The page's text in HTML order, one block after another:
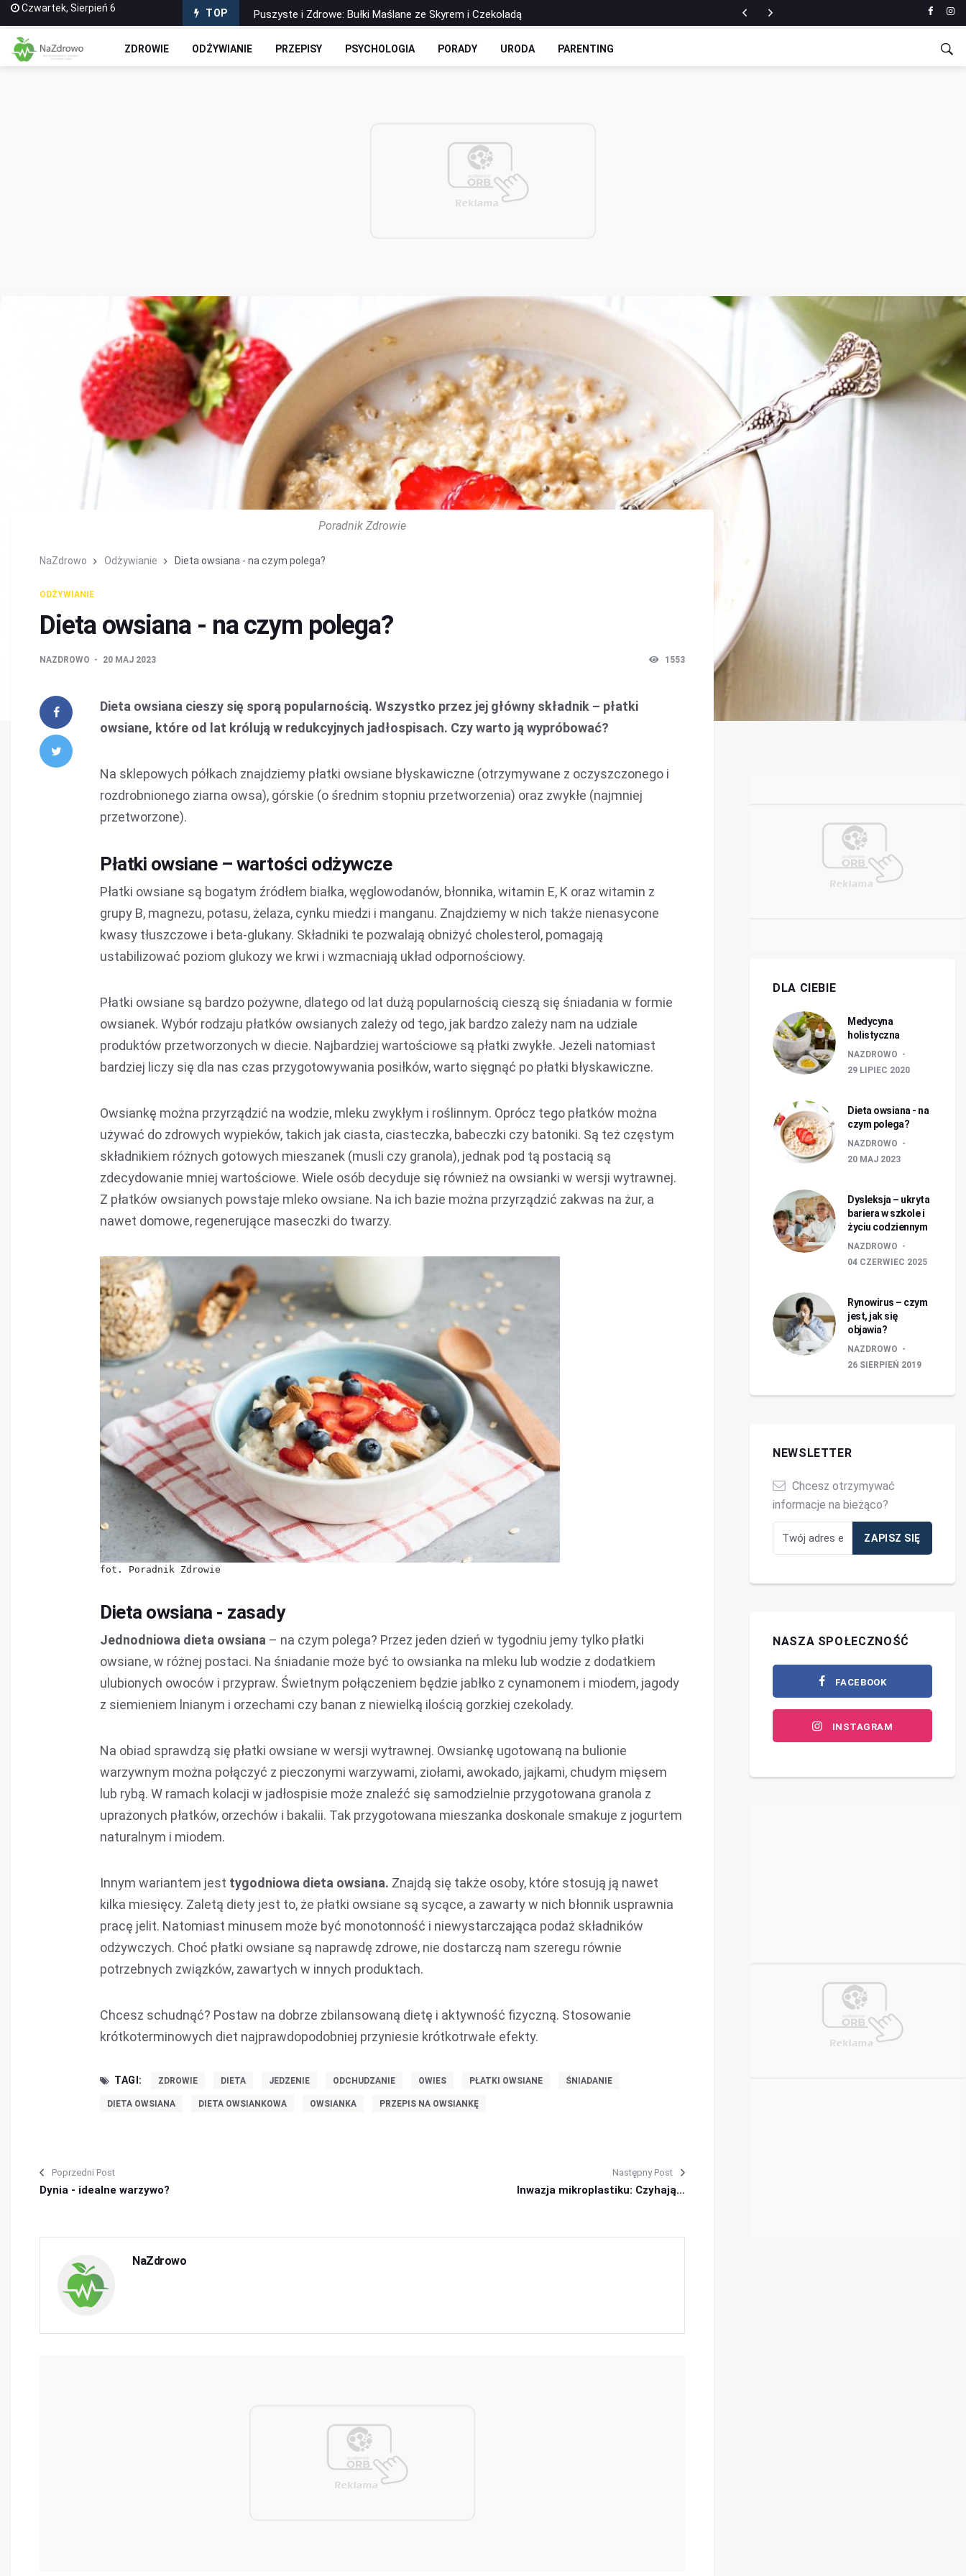
Czwartek, Sierpień 6 TOP
Puszyste i Zdrowe: Bułki Maślane ze Skyrem i Czekoladą
ZDROWIE ODŻYWIANIE PRZEPISY PSYCHOLOGIA PORADY URODA PARENTING
Poradnik Zdrowie
NaZdrowo Odżywianie Dieta owsiana - na czym polega?
ODŻYWIANIE
Dieta owsiana - na czym polega?
NAZDROWO 20 MAJ 2023 1553
Dieta owsiana cieszy się sporą popularnością. Wszystko przez jej główny składnik – płatki
owsiane, które od lat królują w redukcyjnych jadłospisach. Czy warto ją wypróbować?
Na sklepowych półkach znajdziemy płatki owsiane błyskawiczne (otrzymywane z oczyszczonego i
rozdrobnionego ziarna owsa), górskie (o średnim stopniu przetworzenia) oraz zwykłe (najmniej
przetworzone).
Płatki owsiane – wartości odżywcze
Płatki owsiane są bogatym źródłem białka, węglowodanów, błonnika, witamin E, K oraz witamin z
grupy B, magnezu, potasu, żelaza, cynku miedzi i manganu. Znajdziemy w nich także nienasycone
kwasy tłuszczowe i beta-glukany. Składniki te pozwalają obniżyć cholesterol, pomagają
ustabilizować poziom glukozy we krwi i wzmacniają układ odpornościowy.
Płatki owsiane są bardzo pożywne, dlatego od lat dużą popularnością cieszą się śniadania w formie
owsianek. Wybór rodzaju płatków owsianych zależy od tego, jak bardzo zależy nam na udziale
produktów przetworzonych w diecie. Najbardziej wartościowe są płatki zwykłe. Jeżeli natomiast
bardziej liczy się dla nas czas przygotowywania posiłków, warto sięgnąć po płatki błyskawiczne.
Owsiankę można przyrządzić na wodzie, mleku zwykłym i roślinnym. Oprócz tego płatków można
używać do zdrowych wypieków, takich jak ciasta, ciasteczka, babeczki czy batoniki. Są też częstym
składnikiem różnych gotowych mieszanek (musli czy granola), jednak pod tą postacią są
zdecydowanie mniej wartościowe. Wiele osób decyduje się również na owsianki w wersji wytrawnej.
Z płatków owsianych powstaje mleko owsiane. Na ich bazie można przyrządzić zakwas na żur, a
nawet domowe, regenerujące maseczki do twarzy.
fot. Poradnik Zdrowie
Dieta owsiana - zasady
Jednodniowa dieta owsiana – na czym polega? Przez jeden dzień w tygodniu jemy tylko płatki
owsiane, w różnej postaci. Na śniadanie może być to owsianka na mleku lub wodzie z dodatkiem
ulubionych owoców i przypraw. Świetnym połączeniem będzie jabłko z cynamonem i miodem, jagody
z siemieniem lnianym i orzechami czy banan z niewielką ilością gorzkiej czekolady.
Na obiad sprawdzą się płatki owsiane w wersji wytrawnej. Owsiankę ugotowaną na bulionie
warzywnym można połączyć z pieczonymi warzywami, ziołami, awokado, jajkami, chudym mięsem
lub rybą. W ramach kolacji w jadłospisie może znaleźć się samodzielnie przygotowana granola z
uprażonych płatków, orzechów i bakalii. Tak przygotowana mieszanka doskonale smakuje z jogurtem
naturalnym i miodem.
Innym wariantem jest tygodniowa dieta owsiana. Znajdą się także osoby, które stosują ją nawet
kilka miesięcy. Zaletą diety jest to, że płatki owsiane są sycące, a zawarty w nich błonnik usprawnia
pracę jelit. Natomiast minusem może być monotonność i niewystarczająca podaż składników
odżywczych. Choć płatki owsiane są naprawdę zdrowe, nie dostarczą nam szeregu równie
potrzebnych związków, zawartych w innych produktach.
Chcesz schudnąć? Postaw na dobrze zbilansowaną dietę i aktywność fizyczną. Stosowanie
krótkoterminowych diet najprawdopodobniej przyniesie krótkotrwałe efekty.
TAGI: ZDROWIE DIETA JEDZENIE ODCHUDZANIE OWIES PŁATKI OWSIANE ŚNIADANIE
DIETA OWSIANA DIETA OWSIANKOWA OWSIANKA PRZEPIS NA OWSIANKĘ
Poprzedni Post
Dynia - idealne warzywo?
Następny Post
Inwazja mikroplastiku: Czyhają...
NaZdrowo
DLA CIEBIE
Medycyna
holistyczna
NAZDROWO
29 LIPIEC 2020
Dieta owsiana - na
czym polega?
NAZDROWO
20 MAJ 2023
Dysleksja – ukryta
bariera w szkole i
życiu codziennym
NAZDROWO
04 CZERWIEC 2025
Rynowirus – czym
jest, jak się
objawia?
NAZDROWO
26 SIERPIEŃ 2019
NEWSLETTER
Chcesz otrzymywać
informacje na bieżąco?
NASZA SPOŁECZNOŚĆ
FACEBOOK
INSTAGRAM